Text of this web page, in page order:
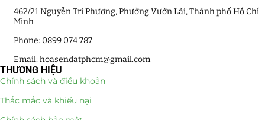
Quà Tặng 20 11 (77)
Bình Hoa Sen Đá
Bó Hoa Sen Đá
462/21 Nguyễn Tri Phương, Phường Vườn Lài, Thành phố Hồ Chí
Minh
Phone: 0899 074 787
Email: hoasendatphcm@gmail.com
THƯƠNG HIỆU
Chính sách và điều khoản
Thắc mắc và khiếu nại